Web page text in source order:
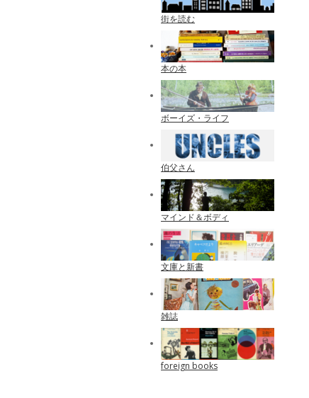
街を読む
本の本
ボーイズ・ライフ
伯父さん
マインド＆ボディ
文庫と新書
雑誌
foreign books